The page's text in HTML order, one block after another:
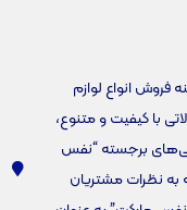
در زمینه فروش انواع لوازم
با کیفیت و متنوع،
برجسته “نفس
نظرات مشتریان